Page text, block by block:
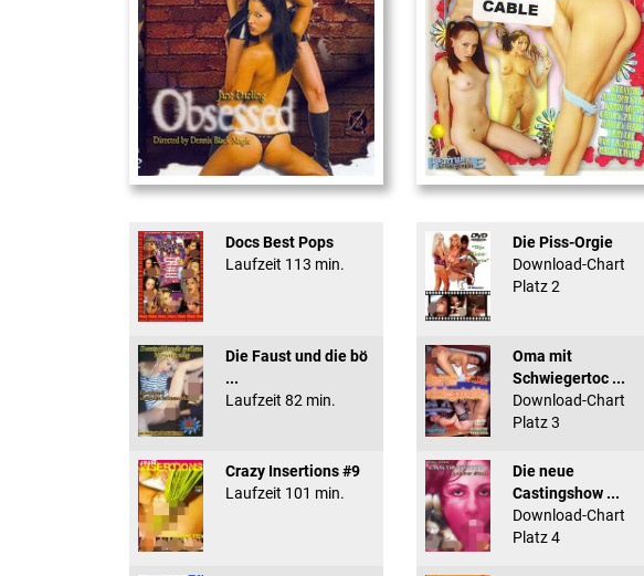
Obsessed
Docs Best Pops
Laufzeit 113 min.
Die Faust und die bö
...
Laufzeit 82 min.
Crazy Insertions #9
Laufzeit 101 min.
18 And Confused #8 - ...
Die Piss-Orgie
Download-Chart
Platz 2
Oma mit
Schwiegertoc ...
Download-Chart
Platz 3
Die neue
Castingshow ...
Download-Chart
Platz 4